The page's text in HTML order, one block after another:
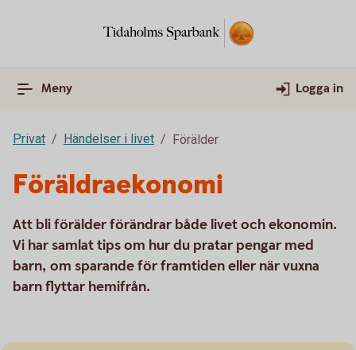
Meny Logga in
Privat Händelser i livet Förälder
Föräldraekonomi
Att bli förälder förändrar både livet och ekonomin.
Vi har samlat tips om hur du pratar pengar med
barn, om sparande för framtiden eller när vuxna
barn flyttar hemifrån.